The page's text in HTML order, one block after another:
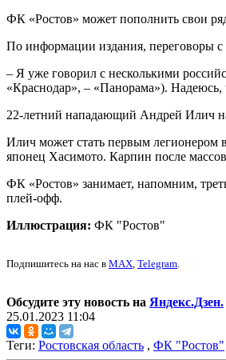
ФК «Ростов» может пополнить свои
По информации издания, переговоры
– Я уже говорил с несколькими
«Краснодар», – «Панорама»). Надеюсь,
22-летний нападающий Андрей Илич
Илич может стать первым легионером
японец Хасимото. Карпин после
ФК «Ростов» занимает, напомним,
плей-офф.
Иллюстрация: ФК "Ростов"
Подпишитесь на нас в MAX, Telegram.
Обсудите эту новость на Яндекс.Дзен.
25.01.2023 11:04
Теги: Ростовская область , ФК "Ростов"